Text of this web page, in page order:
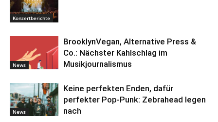
Konzertberichte
News
BrooklynVegan, Alternative Press &
Co.: Nächster Kahlschlag im
Musikjournalismus
News
Keine perfekten Enden, dafür
perfekter Pop-Punk: Zebrahead legen
nach